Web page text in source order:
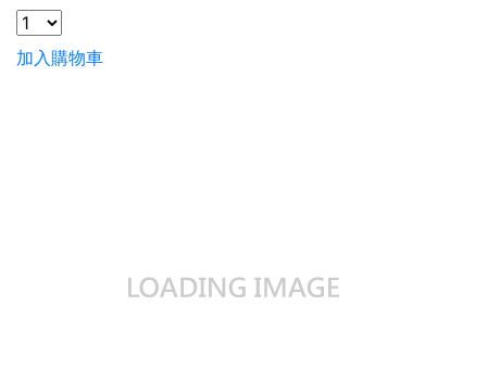
加入購物車